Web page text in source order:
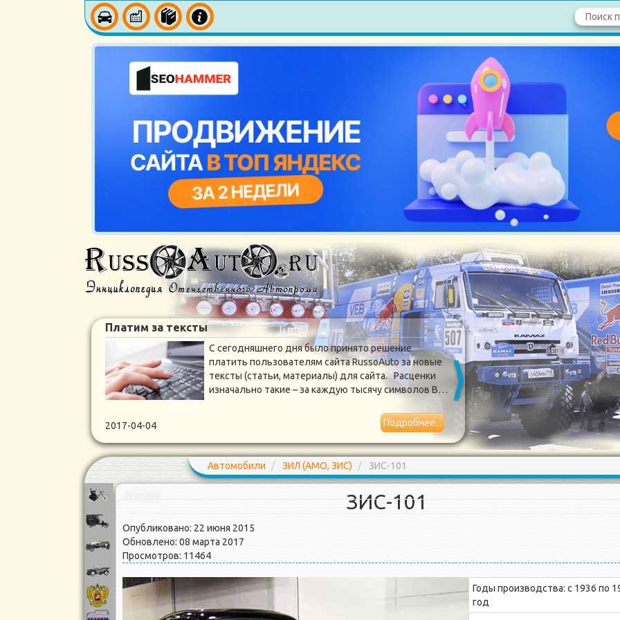
Платим за тексты
С сегодняшнего дня было принято решение
платить пользователям сайта RussoAuto за новые
тексты (статьи, материалы) для сайта. Расценки
изначально такие – за каждую тысячу символов В…
2017-04-04 Подробнее...
Обновился дизайн сайта
Сегодня
RussoAuto.ru
долго и не
был
2017-03-31
Автомобили ЗИЛ (АМО, ЗИС) ЗИС-101
ЗИС-101
Опубликовано: 22 июня 2015
Обновлено: 08 марта 2017
Просмотров: 11464
Годы производства: с 1936 по
год